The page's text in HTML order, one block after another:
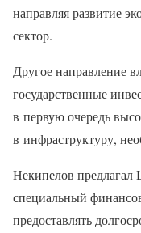
направляя развитие
сектор.
Другое направление
государственные
в первую очередь
в инфраструктуру,
Некипелов предлагал
специальный
предоставлять